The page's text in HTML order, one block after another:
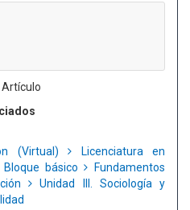
Artículo
(Virtual)
Licenciatura en
Bloque básico
Fundamentos
Unidad III. Sociología y